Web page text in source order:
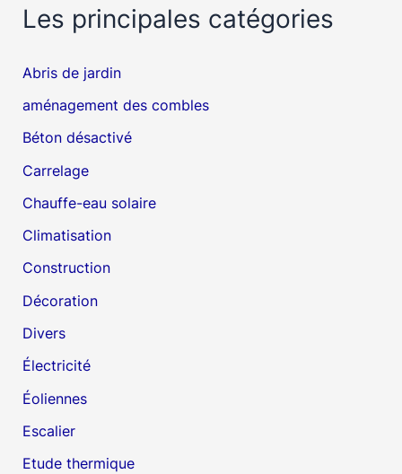
Les principales catégories
Abris de jardin
aménagement des combles
Béton désactivé
Carrelage
Chauffe-eau solaire
Climatisation
Construction
Décoration
Divers
Électricité
Éoliennes
Escalier
Etude thermique